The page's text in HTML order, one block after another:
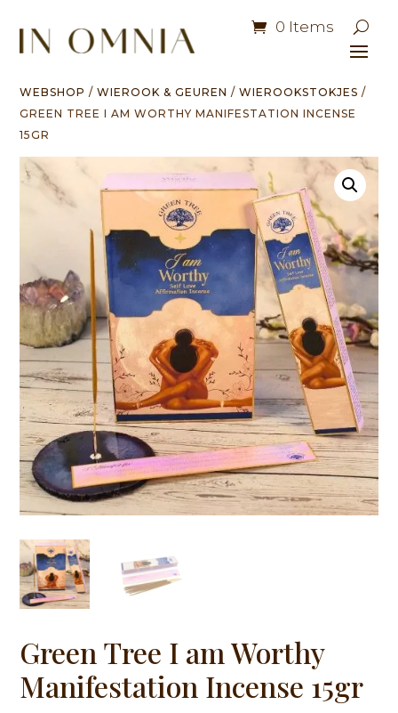
0 Items
WEBSHOP /WIEROOK & GEUREN /WIEROOKSTOKJES /
GREEN TREE I AM WORTHY MANIFESTATION INCENSE
15GR
Green Tree I am Worthy
Manifestation Incense 15gr